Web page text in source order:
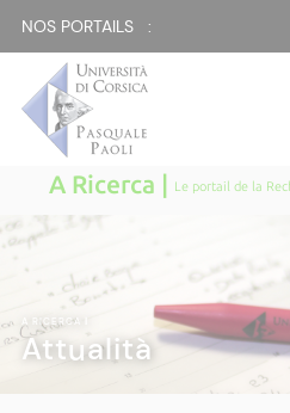
NOS PORTAILS :
A Ricerca | Le portail de la
A RICERCA
Attualità